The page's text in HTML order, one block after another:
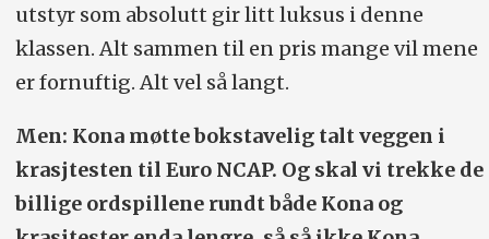
utstyr som absolutt gir litt luksus i denne
klassen. Alt sammen til en pris mange vil mene
er fornuftig. Alt vel så langt.
Men: Kona møtte bokstavelig talt veggen i
krasjtesten til Euro NCAP. Og skal vi trekke de
billige ordspillene rundt både Kona og